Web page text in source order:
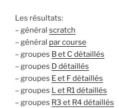
Les résultats:
– général scratch
– général par course
– groupes B et C détaillés
– groupes D détaillés
– groupes E et F détaillés
– groupes L et R1 détaillés
– groupes R3 et R4 détaillés